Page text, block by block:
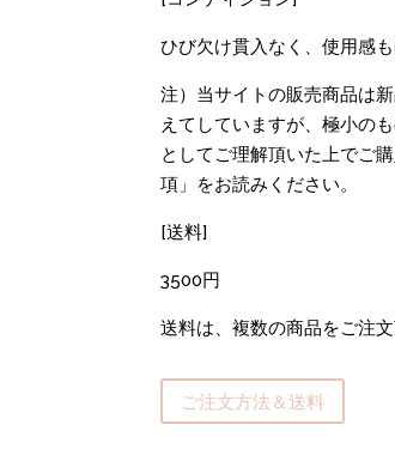
ひび欠け貫入なく、使用感
注）当サイトの販売商品は
えてしていますが、極小の
としてご理解頂いた上でご
項」をお読みください。
[送料]
3500円
送料は、複数の商品をご注
ご注文方法＆送料